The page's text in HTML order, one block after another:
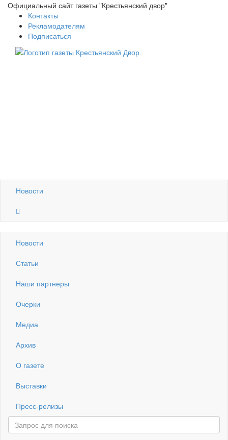
Официальный сайт газеты "Крестьянский двор"
Контакты
Рекламодателям
Подписаться
Новости
Новости
Статьи
Наши партнеры
Очерки
Медиа
Архив
О газете
Выставки
Пресс-релизы